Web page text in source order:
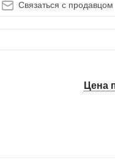
Связаться с продавцом
Цена